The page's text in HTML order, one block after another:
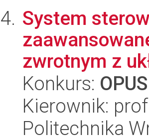
System
zwrotnym z
Konkurs:
Kierownik:
Politechnika